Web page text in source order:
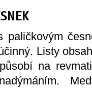
paličkovým
Listy
na